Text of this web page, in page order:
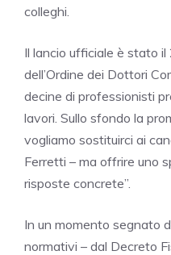
colleghi.
Il lancio ufficiale è stato
dell’Ordine dei Dottori
decine di professionisti
lavori. Sullo sfondo la
vogliamo sostituirci ai
Ferretti – ma offrire uno
risposte concrete”.
In un momento segnato
normativi – dal Decreto